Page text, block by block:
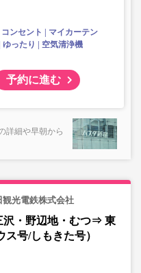
コンセント
マイカーテン
ゆったり
空気清浄機
予約に進む
詳細や早朝から
観光電鉄株式会社
沢・野辺地・むつ⇒ 東
号/しもきた号）